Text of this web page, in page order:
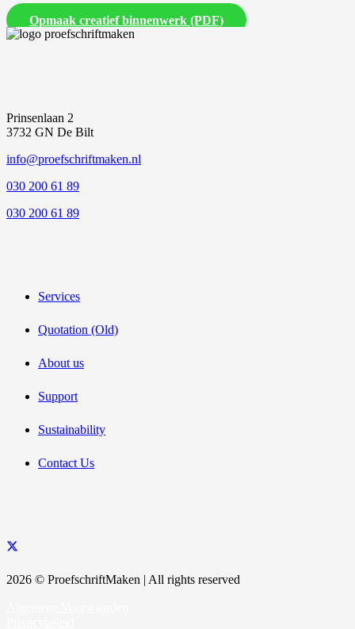
Opmaak creatief binnenwerk (PDF)
Prinsenlaan 2
3732 GN De Bilt
info@proefschriftmaken.nl
030 200 61 89
030 200 61 89
Services
Quotation (Old)
About us
Support
Sustainability
Contact Us
2026 © ProefschriftMaken | All rights reserved